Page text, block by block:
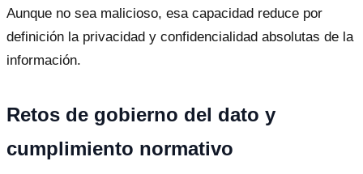
Aunque no sea malicioso, esa capacidad reduce por
definición la privacidad y confidencialidad absolutas de la
información.
Retos de gobierno del dato y
cumplimiento normativo